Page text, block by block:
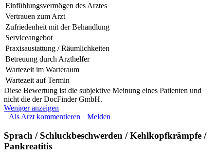
Einfühlungsvermögen des Arztes
Vertrauen zum Arzt
Zufriedenheit mit der Behandlung
Serviceangebot
Praxisaustattung / Räumlichkeiten
Betreuung durch Arzthelfer
Wartezeit im Warteraum
Wartezeit auf Termin
Diese Bewertung ist die subjektive Meinung eines Patienten und
nicht die der DocFinder GmbH.
Weniger anzeigen
Als Arzt kommentieren
Melden
Sprach / Schluckbeschwerden / Kehlkopfkrämpfe /
Pankreatitis